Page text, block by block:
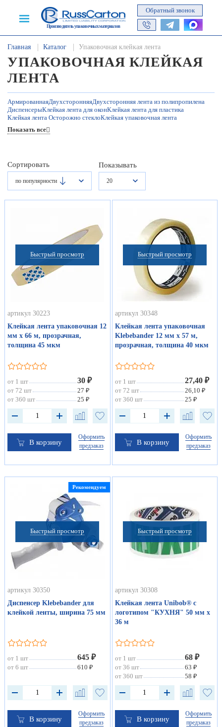
Производитель упаковочных материалов
Обратный звонок
Главная Каталог Упаковочная клейкая лента
УПАКОВОЧНАЯ КЛЕЙКАЯ
ЛЕНТА
АрмированнаяДвухсторонняяДвухсторонняя лента из полипропилена
ДиспенсерыКлейкая лента для оконКлейкая лента для пластика
Клейкая лента Осторожно стеклоКлейкая упаковочная лента
Клейкие ленты 12 мм
Клейкие ленты шириной 48 мм
Показать все
Сортировать
по популярности
Показывать
20
Быстрый просмотр
артикул 30223
Клейкая лента упаковочная 12
мм х 66 м, прозрачная,
толщина 45 мкм
от 1 шт 30 ₽
от 72 шт
27 ₽
от 360 шт
25 ₽
В корзину
Оформить
предзаказ
Быстрый просмотр
артикул 30348
Клейкая лента упаковочная
Klebebander 12 мм х 57 м,
прозрачная, толщина 40 мкм
от 1 шт 27,40 ₽
от 72 шт
26,10 ₽
от 360 шт
25 ₽
В корзину
Оформить
предзаказ
Быстрый просмотр
Рекомендуем
артикул 30350
Диспенсер Klebebander для
клейкой ленты, ширина 75 мм
от 1 шт 645 ₽
от 6 шт 610 ₽
В корзину
Оформить
предзаказ
Быстрый просмотр
артикул 30308
Клейкая лента Unibob® с
логотипом "КУХНЯ" 50 мм х
36 м
от 1 шт 68 ₽
от 36 шт
63 ₽
от 360 шт
58 ₽
В корзину
Оформить
предзаказ